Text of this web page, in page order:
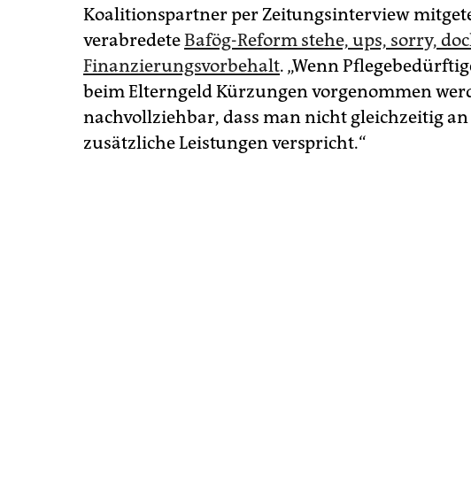
Koalitionspartner per Zeitungsinterview
verabredeteBafög-Reform stehe, ups, sorry,
Finanzierungsvorbehalt. „Wenn
beim Elterngeld Kürzungen vorgenommen
nachvollziehbar, dass man nicht gleichzeitig
zusätzliche Leistungen verspricht.“